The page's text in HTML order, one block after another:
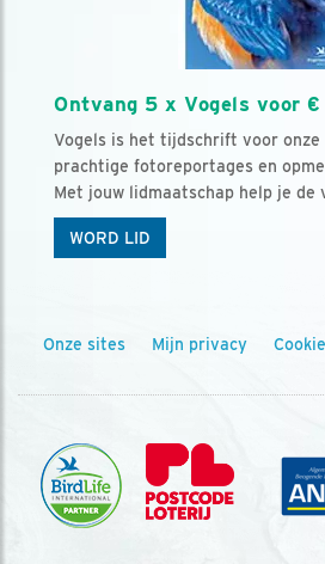
Ontvang 5 x Vogels voor
Vogels is het tijdschrift voor onze
prachtige fotoreportages en
Met jouw lidmaatschap help je de
WORD LID
Onze sites Mijn privacy